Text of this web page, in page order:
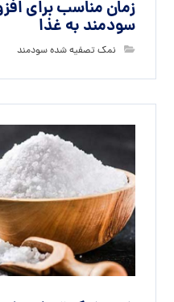
زمان مناسب برای
سودمند به غذا
نمک تصفیه شده سودمند